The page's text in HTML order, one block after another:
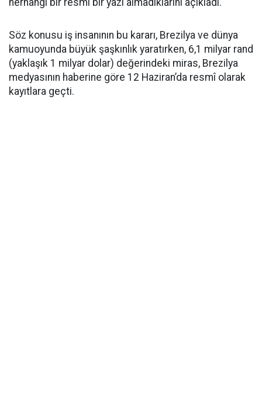
herhangi bir resmi bir yazı almadıklarını açıkladı.
Söz konusu iş insanının bu kararı, Brezilya ve dünya
kamuoyunda büyük şaşkınlık yaratırken, 6,1 milyar rand
(yaklaşık 1 milyar dolar) değerindeki miras, Brezilya
medyasının haberine göre 12 Haziran’da resmî olarak
kayıtlara geçti.